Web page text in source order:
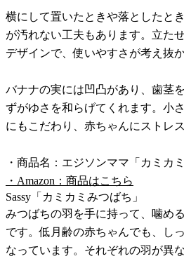
横にして置いたときや落としたと
が汚れない工夫もあります。立た
デザインで、使いやすさが考え抜
バナナの実には凹凸があり、歯茎
ずがゆさを和らげてくれます。小
にもこだわり、赤ちゃんにストレ
・商品名：エジソンママ「カミカ
・Amazon：商品はこちら
Sassy「カミカミみつばち」
みつばちの羽を手に持って、噛め
です。低月齢の赤ちゃんでも、し
なっています。それぞれの羽が異